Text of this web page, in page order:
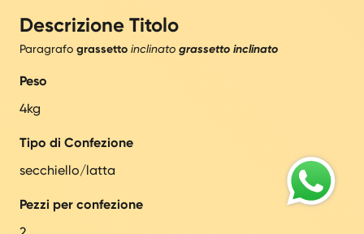
Descrizione Titolo
Paragrafo grassetto inclinato grassetto inclinato
Peso
4kg
Tipo di Confezione
secchiello/latta
Pezzi per confezione